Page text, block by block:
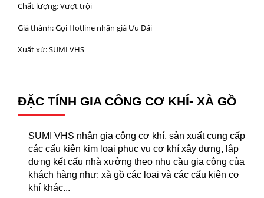
Chất lượng: Vượt trội
Giá thành: Gọi Hotline nhận giá Ưu Đãi
Xuất xứ: SUMI VHS
ĐẶC TÍNH GIA CÔNG CƠ KHÍ- XÀ GỒ
SUMI VHS nhận gia công cơ khí, sản xuất cung cấp
các cấu kiện kim loại phục vụ cơ khí xây dựng, lắp
dựng kết cấu nhà xưởng theo nhu cầu gia công của
khách hàng như: xà gồ các loại và các cấu kiện cơ
khí khác...